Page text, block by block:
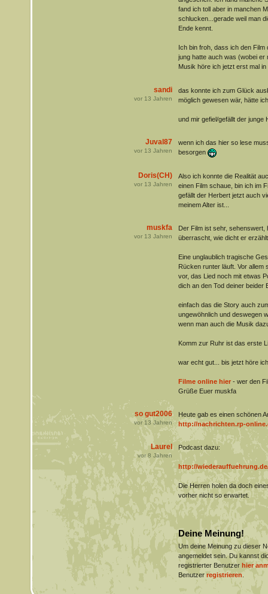
fand ich toll aber in manchen
schlucken...gerade weil man
Ende kennt.
Ich bin froh, dass ich den
jung hatte auch was (wobei er
Musik höre ich jetzt erst mal
sandi
vor 13 Jahren
das konnte ich zum Glück
möglich gewesen wär, hätte
und mir gefiel/gefällt der junge
Juval87
vor 13 Jahren
wenn ich das hier so lese
besorgen
Doris(CH)
vor 13 Jahren
Also ich konnte die Realität
einen Film schaue, bin ich im
gefällt der Herbert jetzt auch
meinem Alter ist...
muskfa
vor 13 Jahren
Der Film ist sehr, sehenswert,
überrascht, wie dicht er
Eine unglaublich tragische
Rücken runter läuft. Vor allem
vor, das Lied noch mit etwas
dich an den Tod deiner beider
einfach das die Story auch
ungewöhnlich und deswegen
wenn man auch die Musik
Komm zur Ruhr ist das erste
war echt gut... bis jetzt höre
Filme online hier- wer den
Grüße Euer muskfa
so gut2006
vor13Jahren
Heute gab es einen schönen
http://nachrichten.rp-
Laurel
vor8 Jahren
Podcast dazu:
http://
Die Herren holen da doch
vorher nicht so erwartet.
Deine Meinung!
Um deine Meinung zu dieser
angemeldet sein. Du kannst
registrierter Benutzer hier
Benutzerregistrieren